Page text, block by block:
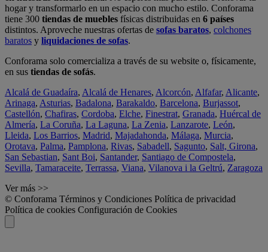
hogar y transformarlo en un espacio con mucho estilo. Conforama
tiene 300 tiendas de muebles físicas distribuidas en 6 países
distintos. Aproveche nuestras ofertas de sofas baratos, colchones
baratos y liquidaciones de sofas.
Conforama solo comercializa a través de su website o, físicamente,
en sus tiendas de sofás.
Alcalá de Guadaíra, Alcalá de Henares, Alcorcón, Alfafar, Alicante,
Arinaga, Asturias, Badalona, Barakaldo, Barcelona, Burjassot,
Castellón, Chafiras, Cordoba, Elche, Finestrat, Granada, Huércal de
Almería, La Coruña, La Laguna, La Zenia, Lanzarote, León,
Lleida, Los Barrios, Madrid, Majadahonda, Málaga, Murcia,
Orotava, Palma, Pamplona, Rivas, Sabadell, Sagunto, Salt, Girona,
San Sebastian, Sant Boi, Santander, Santiago de Compostela,
Sevilla, Tamaraceite, Terrassa, Viana, Vilanova i la Geltrú, Zaragoza
Ver más >>
© Conforama Términos y Condiciones Política de privacidad
Política de cookies Configuración de Cookies